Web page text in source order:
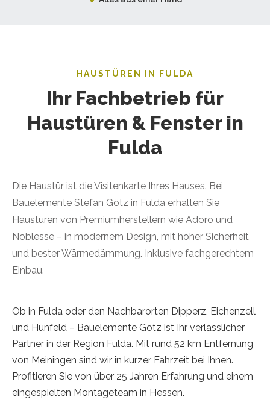
HAUSTÜREN IN FULDA
Ihr Fachbetrieb für
Haustüren & Fenster in
Fulda
Die Haustür ist die Visitenkarte Ihres Hauses. Bei
Bauelemente Stefan Götz in Fulda erhalten Sie
Haustüren von Premiumherstellern wie Adoro und
Noblesse – in modernem Design, mit hoher Sicherheit
und bester Wärmedämmung. Inklusive fachgerechtem
Einbau.
Ob in Fulda oder den Nachbarorten Dipperz, Eichenzell
und Hünfeld – Bauelemente Götz ist Ihr verlässlicher
Partner in der Region Fulda. Mit rund 52 km Entfernung
von Meiningen sind wir in kurzer Fahrzeit bei Ihnen.
Profitieren Sie von über 25 Jahren Erfahrung und einem
eingespielten Montageteam in Hessen.